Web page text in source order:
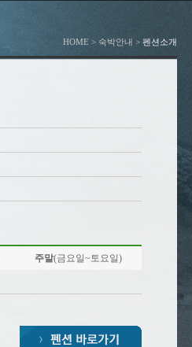
HOME > 숙박안내 > 펜션소개
주말(금요일~토요일)